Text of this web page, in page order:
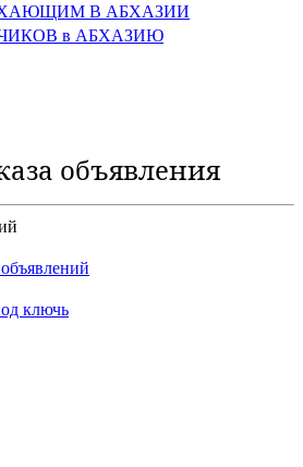
В АБХАЗИИ
в АБХАЗИЮ
объявления
ключь